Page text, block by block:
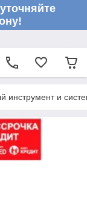
инструмент и